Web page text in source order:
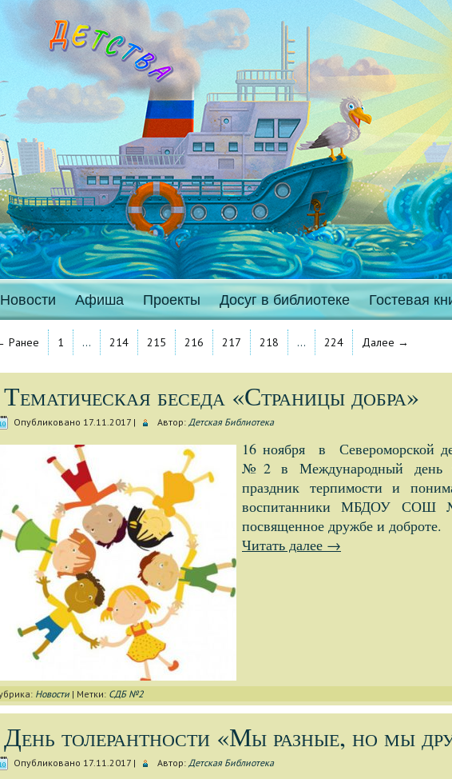
Новости Афиша Проекты Досуг в библиотеке Гостевая
Ранее 1 … 214 215 216 217 218 … 224 Далее →
Тематическая беседа «Страницы добра»
Опубликовано 17.11.2017 | Автор: Детская Библиотека
16 ноября в Североморской
№2 в Международный день
праздник терпимости и
воспитанники МБДОУ СОШ
посвященное дружбе и доброте.
Читать далее →
Новости | Метки: СДБ №2
День толерантности «Мы разные, но мы
Опубликовано 17.11.2017 | Автор: Детская Библиотека